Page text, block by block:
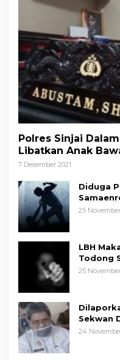
Polres Sinjai
Libatkan Anak
7 Desember 2021
Diduga
25
LBH
Todong
Kapolda
25
Sekwan
24